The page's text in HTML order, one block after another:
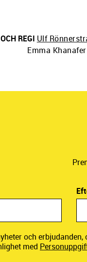
REGI Ulf
Emma Khanafer
och erbjudanden,
med